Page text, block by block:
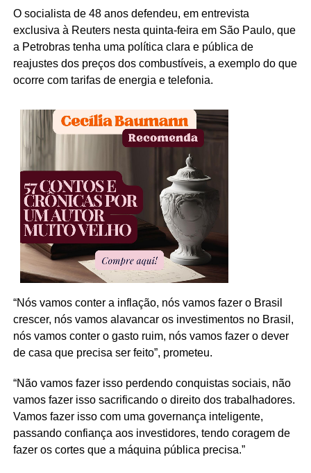
O socialista de 48 anos defendeu, em entrevista
exclusiva à Reuters nesta quinta-feira em São Paulo, que
a Petrobras tenha uma política clara e pública de
reajustes dos preços dos combustíveis, a exemplo do que
ocorre com tarifas de energia e telefonia.
“Nós vamos conter a inflação, nós vamos fazer o Brasil
crescer, nós vamos alavancar os investimentos no Brasil,
nós vamos conter o gasto ruim, nós vamos fazer o dever
de casa que precisa ser feito”, prometeu.
“Não vamos fazer isso perdendo conquistas sociais, não
vamos fazer isso sacrificando o direito dos trabalhadores.
Vamos fazer isso com uma governança inteligente,
passando confiança aos investidores, tendo coragem de
fazer os cortes que a máquina pública precisa.”